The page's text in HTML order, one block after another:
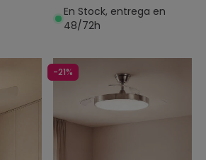
En Stock, entrega en
48/72h
-21%